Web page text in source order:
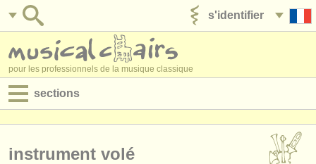
s'identifier
pour les professionnels de la musique classique
sections
instrument volé